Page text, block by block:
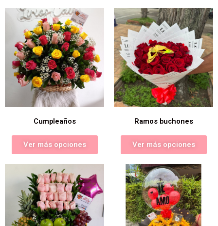
Cumpleaños
Ver más opciones
Ramos buchones
Ver más opciones